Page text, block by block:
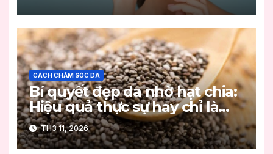
CÁCH CHĂM SÓC DA
Bí quyết đẹp da nhờ hạt chia:
Hiệu quả thực sự hay chỉ là
trào lưu?
TH3 11, 2026